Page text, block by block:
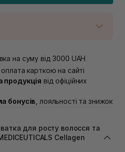
вул. Винниченка 4
Академіка Підстригача, 1В
вул. Степана Бандери 45
на суму від 3000 UAH
карткою на сайті
продукція від офіційних
бонусів , лояльності та знижок
для росту волосся та
Cellagen